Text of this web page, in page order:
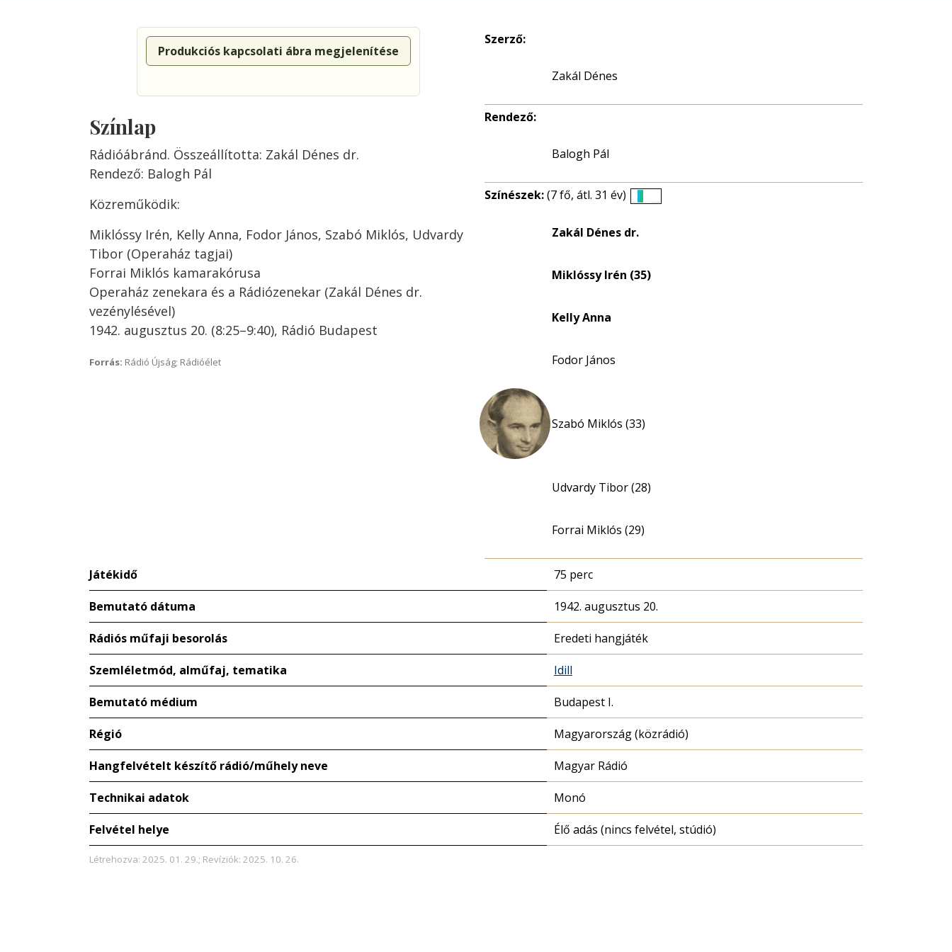
Produkciós kapcsolati ábra megjelenítése
Színlap
Rádióábránd. Összeállította: Zakál Dénes dr.
Rendező: Balogh Pál
Közreműködik:
Miklóssy Irén, Kelly Anna, Fodor János, Szabó Miklós, Udvardy
Tibor (Operaház tagjai)
Forrai Miklós kamarakórusa
Operaház zenekara és a Rádiózenekar (Zakál Dénes dr.
vezénylésével)
1942. augusztus 20. (8:25–9:40), Rádió Budapest
Forrás: Rádió Újság; Rádióélet
Szerző:
Zakál Dénes
Rendező:
Balogh Pál
Színészek:(7 fő, átl. 31 év)
Zakál Dénes dr.
Miklóssy Irén (35)
Kelly Anna
Fodor János
Szabó Miklós (33)
Udvardy Tibor (28)
Forrai Miklós (29)
Játékidő 75 perc
Bemutató dátuma 1942. augusztus 20.
Rádiós műfaji besorolás Eredeti hangjáték
Szemléletmód, alműfaj, tematika Idill
Bemutató médium Budapest I.
Régió Magyarország (közrádió)
Hangfelvételt készítő rádió/műhely neve Magyar Rádió
Technikai adatok Monó
Felvétel helye Élő adás (nincs felvétel, stúdió)
Létrehozva: 2025. 01. 29.; Revíziók: 2025. 10. 26.